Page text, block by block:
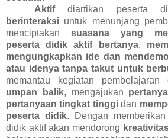
Aktifdiartikan peserta
berinteraksi untuk menunjang
menciptakan suasana yang
peserta didik aktif bertanya,
mengungkapkan ide dan
atau idenya tanpa takut untuk
memantau kegiatan pembelajaran
umpan balik, mengajukan
pertanyaan tingkat tinggidan
peserta didik. Dengan
didik aktif akan mendorong